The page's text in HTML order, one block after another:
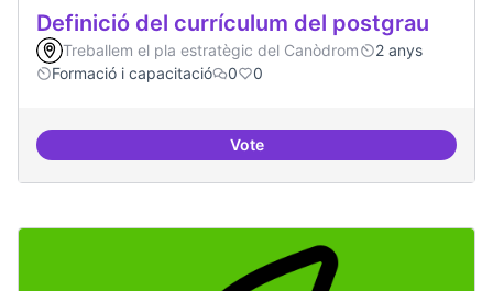
Definició del currículum del postgrau
Treballem el pla estratègic del Canòdrom
2 anys
Formació i capacitació
0 0
VoteDefinició del currículum del